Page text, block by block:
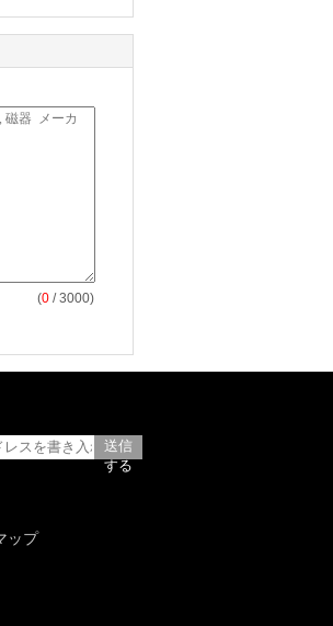
(0 / 3000)
送信
する
ップ